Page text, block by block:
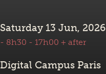
Saturday 13 Jun, 2026
- 8h30 - 17h00 + after
Digital Campus Paris